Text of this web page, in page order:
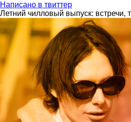
Написано в твиттер
Летний чилловый выпуск: встречи,